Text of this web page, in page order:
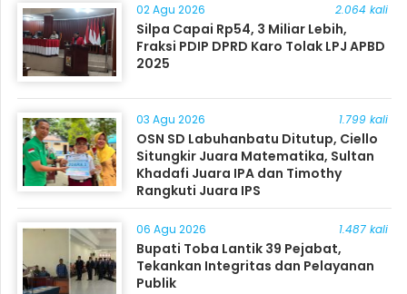
02 Agu 2026 2.064 kali
Silpa Capai Rp54, 3 Miliar Lebih,
Fraksi PDIP DPRD Karo Tolak LPJ APBD
2025
03 Agu 2026 1.799 kali
OSN SD Labuhanbatu Ditutup, Ciello
Situngkir Juara Matematika, Sultan
Khadafi Juara IPA dan Timothy
Rangkuti Juara IPS
06 Agu 2026 1.487 kali
Bupati Toba Lantik 39 Pejabat,
Tekankan Integritas dan Pelayanan
Publik